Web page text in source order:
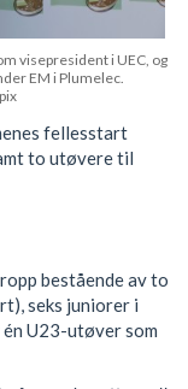
visepresident i UEC, og
EM i Plumelec.
fellesstart
to utøvere til
bestående av to
seks juniorer i
U23-utøver som